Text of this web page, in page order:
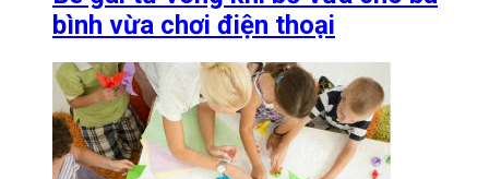
bình vừa chơi điện thoại